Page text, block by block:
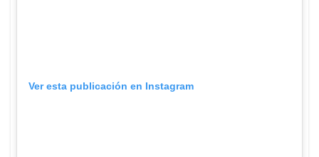
Ver esta publicación en Instagram